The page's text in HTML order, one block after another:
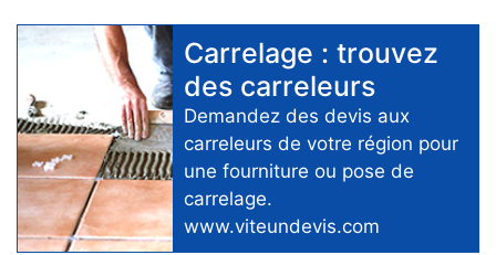
Carrelage : trouvez
des carreleurs
Demandez des devis aux
carreleurs de votre région pour
une fourniture ou pose de
carrelage.
www.viteundevis.com